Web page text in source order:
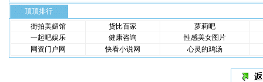
顶顶排行
街拍美媚馆
货比百家
萝莉吧
一起吧娱乐
健康咨询
性感美女图片
网资门户网
快看小说网 心灵的鸡汤